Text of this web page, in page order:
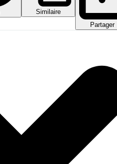
Similaire
Partager